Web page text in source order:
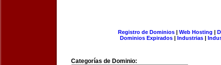
Registro de Dominios| Web Hosting |
Dominios Expirados | Industrias |
Categorías de Dominio: